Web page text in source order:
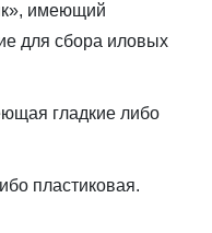
имеющий
для сбора иловых
гладкие либо
пластиковая.